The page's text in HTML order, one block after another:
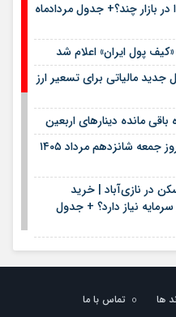
بازار چند؟+ جدول مردادماه
پول ایران» اعلام شد
جدید مالیاتی برای تسعیر ارز
مانده دینارهای اربعین
قیمت طلا و سکه روز جمعه شانزدهم مرداد ۱۴۰۵
در نازی‌آباد | خرید
سرمایه نیاز دارد؟ + جدول
هشتمین عرضه اولیه فرابورس در سال ۱۴۰۵ / جزئیات
در یوسف‌آباد | رهن و
نیاز دارد؟ + جدول
ها تماس با ما